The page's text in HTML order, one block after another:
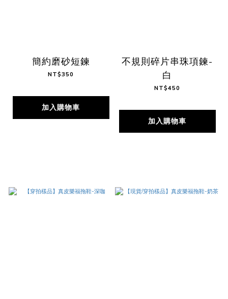
簡約磨砂短鍊
NT$350
加入購物車
不規則碎片串珠項鍊-
白
NT$450
加入購物車